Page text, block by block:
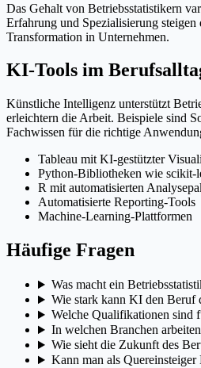
Das Gehalt von Betriebsstatistikern
Erfahrung und Spezialisierung
Transformation in Unternehmen.
KI-Tools im
Künstliche Intelligenz unterstützt
erleichtern die Arbeit. Beispiele sind
Fachwissen für die richtige
Tableau mit KI-gestützter
Python-Bibliotheken wie scikit-
R mit automatisierten
Automatisierte Reporting-Tools
Machine-Learning-Plattformen
Häufige Fragen
Was macht ein
Wie stark kann KI den Beruf
Welche Qualifikationen sind
In welchen Branchen
Wie sieht die Zukunft des
Kann man als